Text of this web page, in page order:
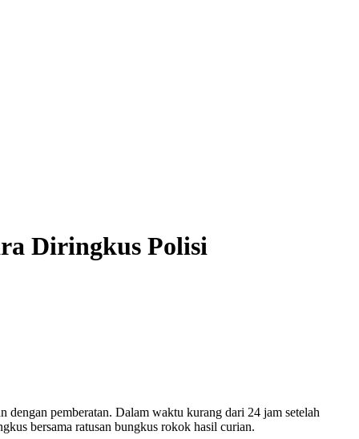
Diringkus Polisi
pemberatan. Dalam waktu kurang dari 24 jam setelah
bersama ratusan bungkus rokok hasil curian.